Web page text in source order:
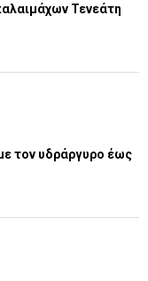
Τενεάτη
τον υδράργυρο έως